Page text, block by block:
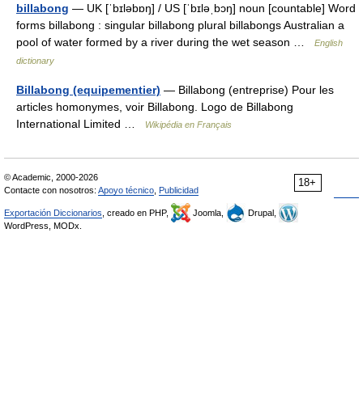
billabong — UK [ˈbɪləbɒŋ] / US [ˈbɪləˌbɔŋ] noun [countable] Word
forms billabong : singular billabong plural billabongs Australian a
pool of water formed by a river during the wet season …
English
dictionary
Billabong (equipementier) — Billabong (entreprise) Pour les
articles homonymes, voir Billabong. Logo de Billabong
International Limited …
Wikipédia en Français
18+
© Academic, 2000-2026
Contacte con nosotros: Apoyo técnico Publicidad
Exportación Diccionarios , creado en PHP, Joomla,
Drupal,
WordPress, MODx.